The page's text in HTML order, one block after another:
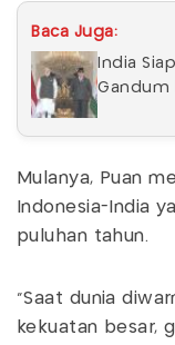
Baca Juga:
India
Gandum
Mulanya, Puan
Indonesia-India
puluhan tahun.
"Saat dunia
kekuatan besar,